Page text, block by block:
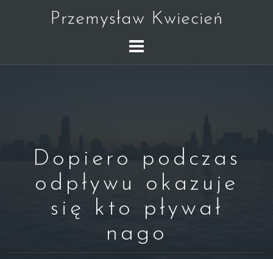
Przemysław Kwiecień
Dopiero podczas
odpływu okazuje
się kto pływał
nago